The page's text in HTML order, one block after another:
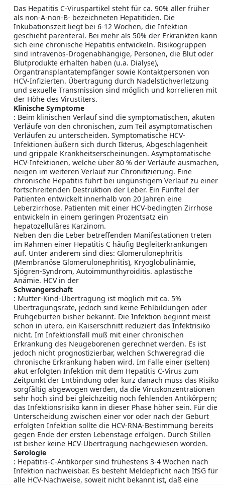
Das Hepatitis C-Viruspartikel steht für ca. 90% aller früher
als non-A-non-B- bezeichneten Hepatitiden. Die
Inkubationszeit liegt bei 6-12 Wochen, die Infektion
geschieht parenteral. Bei mehr als 50% der Erkrankten kann
sich eine chronische Hepatitis entwickeln. Risikogruppen
sind intravenös-Drogenabhängige, Personen, die Blut oder
Blutprodukte erhalten haben (u.a. Dialyse),
Organtransplantatempfänger sowie Kontaktpersonen von
HCV-Infizierten. Übertragung durch Nadelstichverletzung
und sexuelle Transmission sind möglich und korrelieren mit
der Höhe des Virustiters.
Klinische Symptome
: Beim klinischen Verlauf sind die symptomatischen, akuten
Verläufe von den chronischen, zum Teil asymptomatischen
Verläufen zu unterscheiden. Symptomatische HCV-
Infektionen äußern sich durch Ikterus, Abgeschlagenheit
und grippale Krankheitserscheinungen. Asymptomatische
HCV-Infektionen, welche über 80 % der Verläufe ausmachen,
neigen im weiteren Verlauf zur Chronifizierung. Eine
chronische Hepatitis führt bei ungünstigem Verlauf zu einer
fortschreitenden Destruktion der Leber. Ein Fünftel der
Patienten entwickelt innerhalb von 20 Jahren eine
Leberzirrhose. Patienten mit einer HCV-bedingten Zirrhose
entwickeln in einem geringen Prozentsatz ein
hepatozelluläres Karzinom.
Neben den die Leber betreffenden Manifestationen treten
im Rahmen einer Hepatitis C häufig Begleiterkrankungen
auf. Unter anderem sind dies: Glomerulonephritis
(Membranöse Glomerulonephritis), Kryoglobulinämie,
Sjögren-Syndrom, Autoimmunthyroiditis. aplastische
Anämie. HCV in der
Schwangerschaft
: Mutter-Kind-Übertragung ist möglich mit ca. 5%
Übertragungsrate, jedoch sind keine Fehlbildungen oder
Frühgeburten bisher bekannt. Die Infektion beginnt meist
schon in utero, ein Kaiserschnitt reduziert das Infektrisiko
nicht. Im Infektionsfall muß mit einer chronischen
Erkrankung des Neugeborenen gerechnet werden. Es ist
jedoch nicht prognostizierbar, welchen Schweregrad die
chronische Erkrankung haben wird. Im Falle einer (selten)
akut erfolgten Infektion mit dem Hepatitis C-Virus zum
Zeitpunkt der Entbindung oder kurz danach muss das Risiko
sorgfältig abgewogen werden, da die Viruskonzentrationen
sehr hoch sind bei gleichzeitig noch fehlenden Antikörpern;
das Infektionsrisiko kann in dieser Phase höher sein. Für die
Unterscheidung zwischen einer vor oder nach der Geburt
erfolgten Infektion sollte die HCV-RNA-Bestimmung bereits
gegen Ende der ersten Lebenstage erfolgen. Durch Stillen
ist bisher keine HCV-Übertragung nachgewiesen worden.
Serologie
: Hepatitis-C-Antikörper sind frühestens 3-4 Wochen nach
Infektion nachweisbar. Es besteht Meldepflicht nach IfSG für
alle HCV-Nachweise, soweit nicht bekannt ist, daß eine